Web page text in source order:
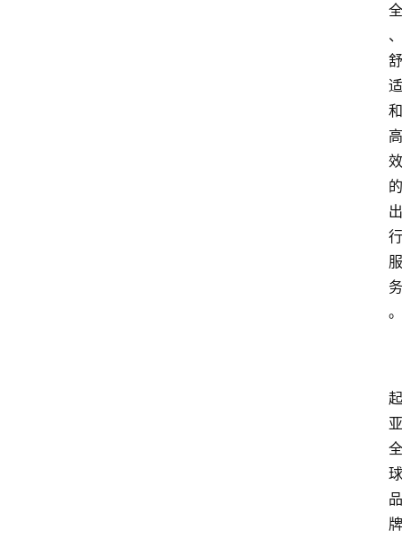
全
、
舒
适
和
高
效
的
出
行
服
务
。
起
亚
全
球
品
牌